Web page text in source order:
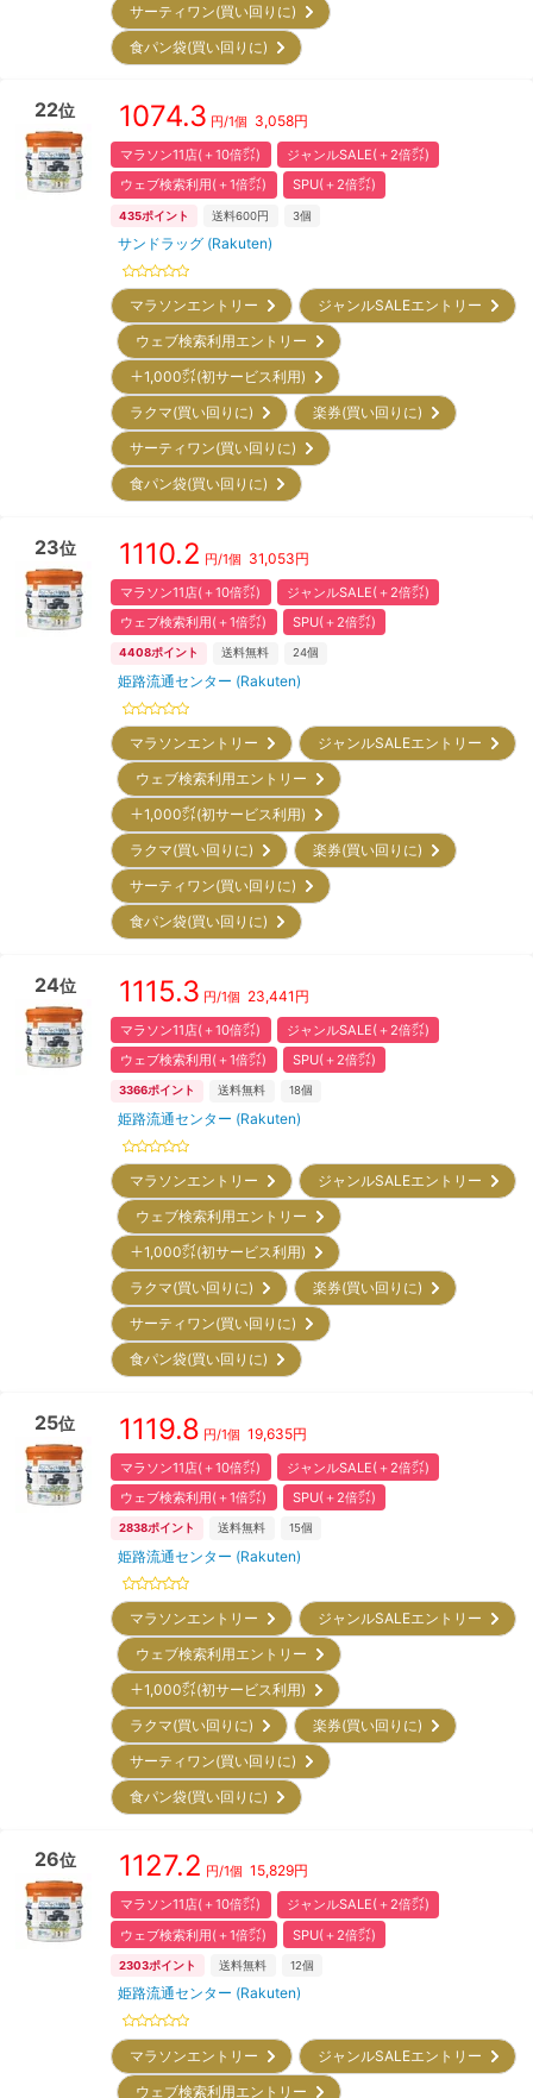
サーティワン(買い回りに)
食パン袋(買い回りに)
22位 1074.3 円/1個 3,058円
マラソン11店(＋10倍㌽)
ジャンルSALE(＋2倍㌽)
ウェブ検索利用(＋1倍㌽)
SPU(＋2倍㌽)
435ポイント 送料600円 3個
サンドラッグ (Rakuten)
マラソンエントリー
ジャンルSALEエントリー
ウェブ検索利用エントリー
＋1,000㌽(初サービス利用)
ラクマ(買い回りに)
楽券(買い回りに)
サーティワン(買い回りに)
食パン袋(買い回りに)
23位 1110.2 円/1個 31,053円
マラソン11店(＋10倍㌽)
ジャンルSALE(＋2倍㌽)
ウェブ検索利用(＋1倍㌽)
SPU(＋2倍㌽)
4408ポイント 送料無料 24個
姫路流通センター (Rakuten)
マラソンエントリー
ジャンルSALEエントリー
ウェブ検索利用エントリー
＋1,000㌽(初サービス利用)
ラクマ(買い回りに)
楽券(買い回りに)
サーティワン(買い回りに)
食パン袋(買い回りに)
24位 1115.3 円/1個 23,441 円
マラソン11店(＋10倍㌽)
ジャンルSALE(＋2倍㌽)
ウェブ検索利用(＋1倍㌽)
SPU(＋2倍㌽)
3366ポイント 送料無料 18個
姫路流通センター (Rakuten)
マラソンエントリー
ジャンルSALEエントリー
ウェブ検索利用エントリー
＋1,000㌽(初サービス利用)
ラクマ(買い回りに)
楽券(買い回りに)
サーティワン(買い回りに)
食パン袋(買い回りに)
25位 1119.8 円/1個 19,635円
マラソン11店(＋10倍㌽)
ジャンルSALE(＋2倍㌽)
ウェブ検索利用(＋1倍㌽)
SPU(＋2倍㌽)
2838ポイント 送料無料 15個
姫路流通センター (Rakuten)
マラソンエントリー
ジャンルSALEエントリー
ウェブ検索利用エントリー
＋1,000㌽(初サービス利用)
ラクマ(買い回りに)
楽券(買い回りに)
サーティワン(買い回りに)
食パン袋(買い回りに)
26位 1127.2 円/1個 15,829円
マラソン11店(＋10倍㌽)
ジャンルSALE(＋2倍㌽)
ウェブ検索利用(＋1倍㌽)
SPU(＋2倍㌽)
2303ポイント 送料無料 12個
姫路流通センター (Rakuten)
マラソンエントリー
ジャンルSALEエントリー
ウェブ検索利用エントリー